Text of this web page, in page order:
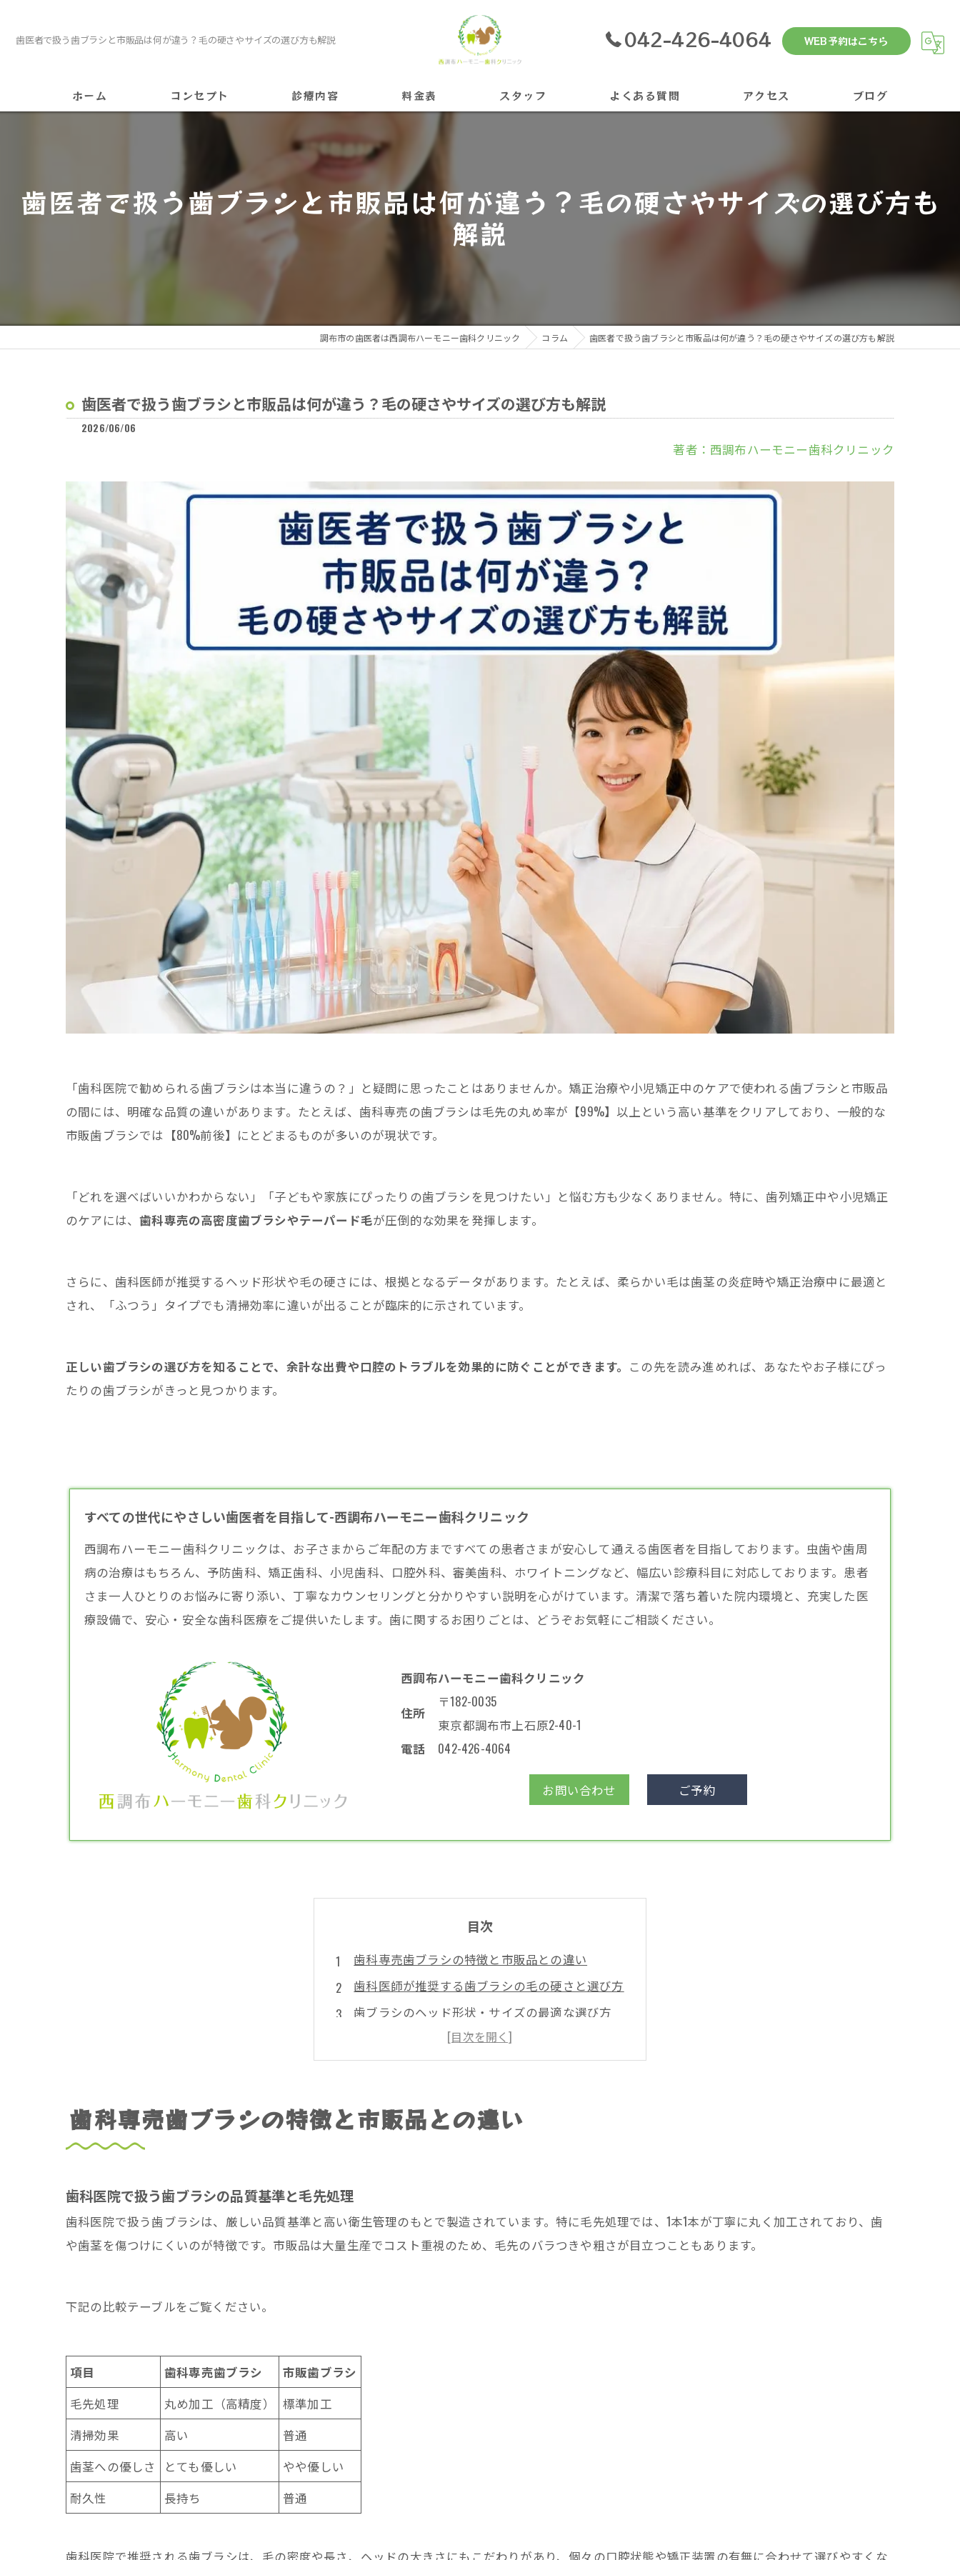
歯医者で扱う歯ブラシと市販品は何が違う？毛の硬さやサイズの選び方も解説 042-426-4064 WEB予約はこちら
ホーム コンセプト 診療内容
訪問
矯正
ホワイトニング
インプラント
料金表 スタッフ よくある質問 アクセス ブログ
歯医者で扱う歯ブラシと市販品は何が違う？毛の硬さやサイズの選び方も
解説
調布市の歯医者は西調布ハーモニー歯科クリニック コラム 歯医者で扱う歯ブラシと市販品は何が違う？毛の硬さやサイズの選び方も解説
歯医者で扱う歯ブラシと市販品は何が違う？毛の硬さやサイズの選び方も解説
2026/06/06
著者：西調布ハーモニー歯科クリニック
「歯科医院で勧められる歯ブラシは本当に違うの？」と疑問に思ったことはありませんか。矯正治療や小児矯正中のケアで使われる歯ブラシと市販品
の間には、明確な品質の違いがあります。たとえば、歯科専売の歯ブラシは毛先の丸め率が【99%】以上という高い基準をクリアしており、一般的な
市販歯ブラシでは【80%前後】にとどまるものが多いのが現状です。
「どれを選べばいいかわからない」「子どもや家族にぴったりの歯ブラシを見つけたい」と悩む方も少なくありません。特に、歯列矯正中や小児矯正
のケアには、歯科専売の高密度歯ブラシやテーパード毛が圧倒的な効果を発揮します。
さらに、歯科医師が推奨するヘッド形状や毛の硬さには、根拠となるデータがあります。たとえば、柔らかい毛は歯茎の炎症時や矯正治療中に最適と
され、「ふつう」タイプでも清掃効率に違いが出ることが臨床的に示されています。
正しい歯ブラシの選び方を知ることで、余計な出費や口腔のトラブルを効果的に防ぐことができます。 この先を読み進めれば、あなたやお子様にぴっ
たりの歯ブラシがきっと見つかります。
すべての世代にやさしい歯医者を目指して-西調布ハーモニー歯科クリニック
西調布ハーモニー歯科クリニックは、お子さまからご年配の方まですべての患者さまが安心して通える歯医者を目指しております。虫歯や歯周
病の治療はもちろん、予防歯科、矯正歯科、小児歯科、口腔外科、審美歯科、ホワイトニングなど、幅広い診療科目に対応しております。患者
さま一人ひとりのお悩みに寄り添い、丁寧なカウンセリングと分かりやすい説明を心がけています。清潔で落ち着いた院内環境と、充実した医
療設備で、安心・安全な歯科医療をご提供いたします。歯に関するお困りごとは、どうぞお気軽にご相談ください。
西調布ハーモニー歯科クリニック
住所
〒182-0035
東京都調布市上石原2-40-1
電話
042-426-4064
お問い合わせ ご予約
目次
歯科専売歯ブラシの特徴と市販品との違い
歯科医師が推奨する歯ブラシの毛の硬さと選び方
歯ブラシのヘッド形状・サイズの最適な選び方
歯科医院で歯ブラシを受け取る理由と衛生管理
電動・超音波歯ブラシの評価と特徴
医院概要
歯科専売歯ブラシの特徴と市販品との違い
歯科医院で扱う歯ブラシの品質基準と毛先処理
歯科医院で扱う歯ブラシは、厳しい品質基準と高い衛生管理のもとで製造されています。特に毛先処理では、1本1本が丁寧に丸く加工されており、歯
や歯茎を傷つけにくいのが特徴です。市販品は大量生産でコスト重視のため、毛先のバラつきや粗さが目立つこともあります。
下記の比較テーブルをご覧ください。
項目 歯科専売歯ブラシ
市販歯ブラシ
毛先処理
丸め加工（高精度）
標準加工
清掃効果
高い
普通
歯茎への優しさ
とても優しい
やや優しい
耐久性
長持ち 普通
歯科医院で推奨される歯ブラシは、毛の密度や長さ、ヘッドの大きさにもこだわりがあり、個々の口腔状態や矯正装置の有無に合わせて選びやすくな